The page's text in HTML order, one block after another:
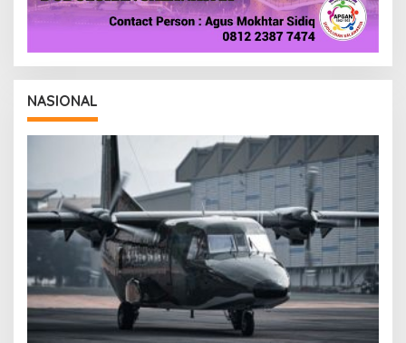
NASIONAL